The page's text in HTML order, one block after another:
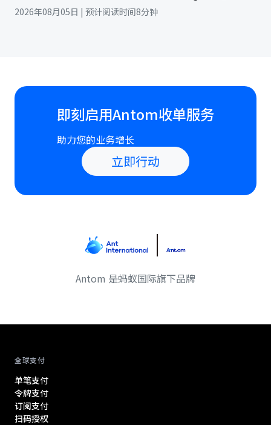
2026年08月05日 | 预计阅读时间8分钟
即刻启用Antom收单服务
助力您的业务增长
立即行动
Antom 是蚂蚁国际旗下品牌
全球支付
单笔支付
令牌支付
订阅支付
扫码授权